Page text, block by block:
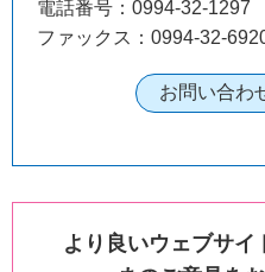
電話番号：0994-32-1297
ファックス：0994-32-
より良いウェブサイ